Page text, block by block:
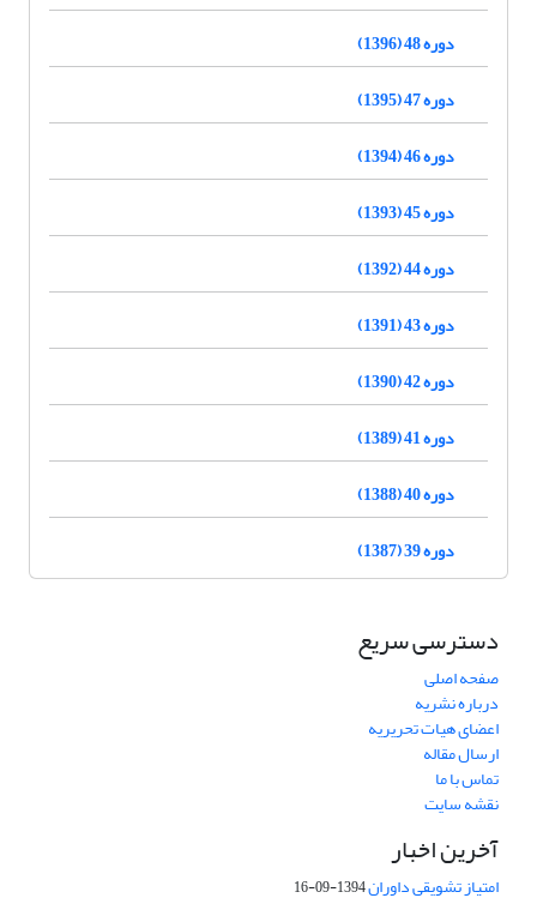
دوره 48 (1396)
دوره 47 (1395)
دوره 46 (1394)
دوره 45 (1393)
دوره 44 (1392)
دوره 43 (1391)
دوره 42 (1390)
دوره 41 (1389)
دوره 40 (1388)
دوره 39 (1387)
دسترسی سریع
صفحه اصلی
درباره نشریه
اعضای هیات تحریریه
ارسال مقاله
تماس با ما
نقشه سایت
آخرین اخبار
امتیاز تشویقی داوران1394-09-16